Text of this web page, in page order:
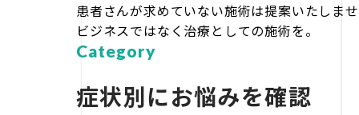
患者さんが求めていない施術は提案いたしま
ビジネスではなく治療としての施術を。
Category
症状別にお悩みを確認